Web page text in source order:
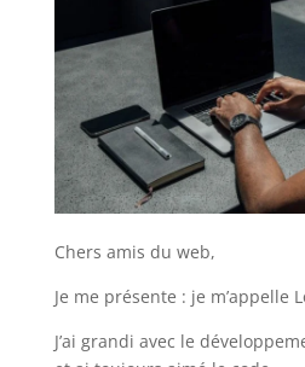
Chers amis du web,
Je me présente : je m’appelle
J’ai grandi avec le